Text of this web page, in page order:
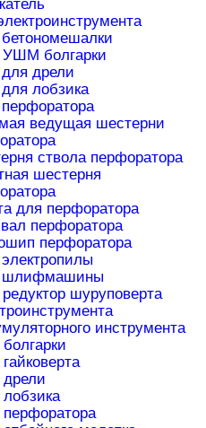
УШМ болгарки
дрели
лобзика
ведущая шестерни
ствола перфоратора
шестерня
для перфоратора
перфоратора
перфоратора
шлифмашины
шуруповерта
инструмента